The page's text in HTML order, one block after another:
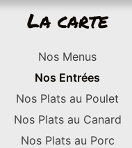
La carte
Nos Menus
Nos Entrées
Nos Plats au Poulet
Nos Plats au Canard
Nos Plats au Porc